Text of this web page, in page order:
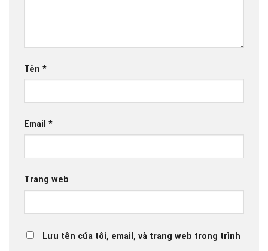
Tên *
Email *
Trang web
Lưu tên của tôi, email, và trang web trong trình